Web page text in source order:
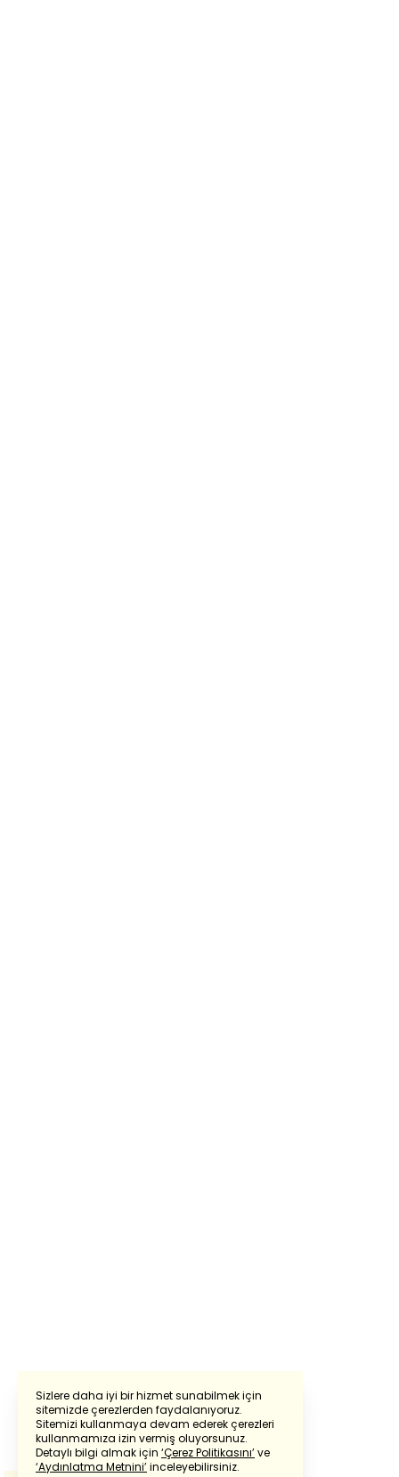
Sizlere daha iyi bir hizmet sunabilmek için
sitemizde çerezlerden faydalanıyoruz.
Sitemizi kullanmaya devam ederek çerezleri
kullanmamıza izin vermiş oluyorsunuz.
Detaylı bilgi almak için ‘Çerez Politikasını’ve
‘Aydınlatma Metnini’inceleyebilirsiniz.
Powered by Translate